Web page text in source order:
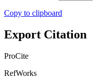
Copy to clipboard
Export Citation
ProCite
RefWorks